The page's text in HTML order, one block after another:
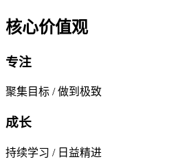
核心价值观
专注
聚集目标 / 做到极致
成长
持续学习 / 日益精进